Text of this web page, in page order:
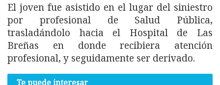
El joven fue asistido en el lugar del siniestro
por profesional de Salud Pública,
trasladándolo hacia el Hospital de Las
Breñas en donde recibiera atención
profesional, y seguidamente ser derivado.
Te puede interesar